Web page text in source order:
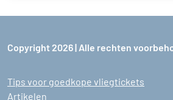
Copyright 2026 | Alle rechten
Tips voor goedkope vliegtickets
Artikelen